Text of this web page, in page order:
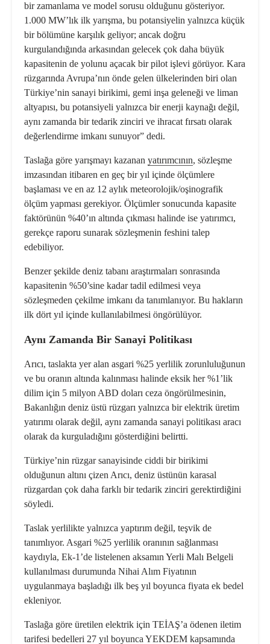
bir zamanlama ve model sorusu olduğunu gösteriyor.
1.000 MW’lık ilk yarışma, bu potansiyelin yalnızca küçük
bir bölümüne karşılık geliyor; ancak doğru
kurgulandığında arkasından gelecek çok daha büyük
kapasitenin de yolunu açacak bir pilot işlevi görüyor. Kara
rüzgarında Avrupa’nın önde gelen ülkelerinden biri olan
Türkiye’nin sanayi birikimi, gemi inşa geleneği ve liman
altyapısı, bu potansiyeli yalnızca bir enerji kaynağı değil,
aynı zamanda bir tedarik zinciri ve ihracat fırsatı olarak
değerlendirme imkanı sunuyor” dedi.
Taslağa göre yarışmayı kazanan yatırımcının, sözleşme
imzasından itibaren en geç bir yıl içinde ölçümlere
başlaması ve en az 12 aylık meteorolojik/oşinografik
ölçüm yapması gerekiyor. Ölçümler sonucunda kapasite
faktörünün %40’ın altında çıkması halinde ise yatırımcı,
gerekçe raporu sunarak sözleşmenin feshini talep
edebiliyor.
Benzer şekilde deniz tabanı araştırmaları sonrasında
kapasitenin %50’sine kadar tadil edilmesi veya
sözleşmeden çekilme imkanı da tanımlanıyor. Bu hakların
ilk dört yıl içinde kullanılabilmesi öngörülüyor.
Aynı Zamanda Bir Sanayi Politikası
Arıcı, taslakta yer alan asgari %25 yerlilik zorunluluğunun
ve bu oranın altında kalınması halinde eksik her %1’lik
dilim için 5 milyon ABD doları ceza öngörülmesinin,
Bakanlığın deniz üstü rüzgarı yalnızca bir elektrik üretim
yatırımı olarak değil, aynı zamanda sanayi politikası aracı
olarak da kurguladığını gösterdiğini belirtti.
Türkiye’nin rüzgar sanayisinde ciddi bir birikimi
olduğunun altını çizen Arıcı, deniz üstünün karasal
rüzgardan çok daha farklı bir tedarik zinciri gerektirdiğini
söyledi.
Taslak yerlilikte yalnızca yaptırım değil, teşvik de
tanımlıyor. Asgari %25 yerlilik oranının sağlanması
kaydıyla, Ek-1’de listelenen aksamın Yerli Malı Belgeli
kullanılması durumunda Nihai Alım Fiyatının
uygulanmaya başladığı ilk beş yıl boyunca fiyata ek bedel
ekleniyor.
Taslağa göre üretilen elektrik için TEİAŞ’a ödenen iletim
tarifesi bedelleri 27 yıl boyunca YEKDEM kapsamında